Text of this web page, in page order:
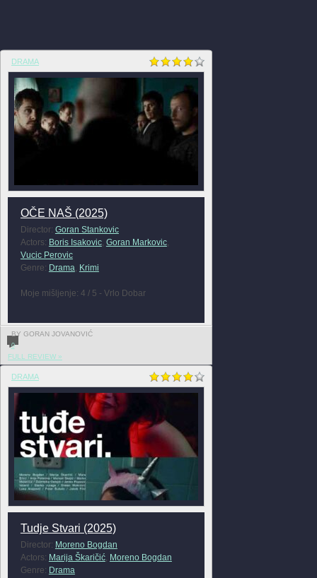
DRAMA
OČE NAŠ (2025)
Director: Goran Stankovic
Actors: Boris Isakovic, Goran Markovic,
Vucic Perovic
Genre: Drama, Krimi
Moje mišljenje: 4 / 5 - Vrlo Dobar
BY GORAN JOVANOVIĆ
0
FULL REVIEW »
DRAMA
Tudje Stvari (2025)
Director: Moreno Bogdan
Actors: Marija Škaričić, Moreno Bogdan
Genre: Drama